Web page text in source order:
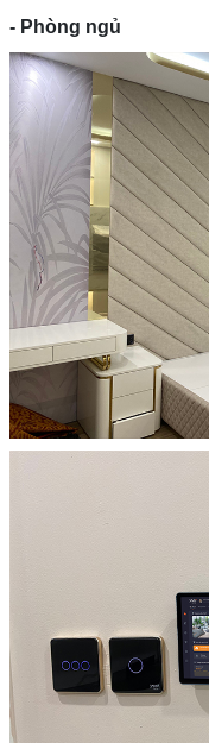
- Phòng ngủ